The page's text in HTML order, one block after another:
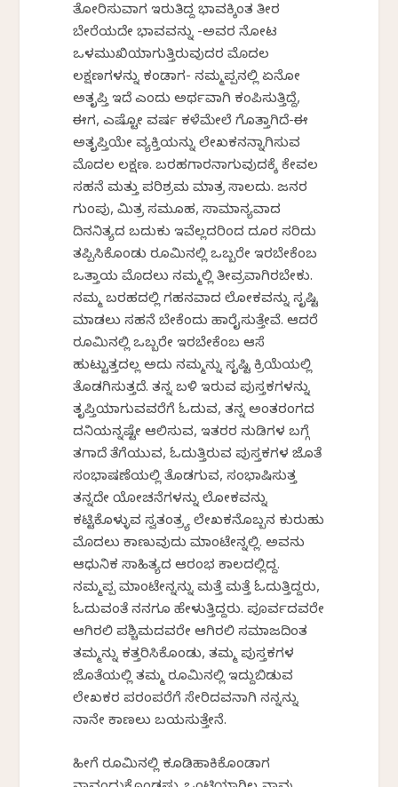
ತೋರಿಸುವಾಗ ಇರುತಿದ್ದ ಭಾವಕ್ಕಿಂತ ತೀರ
ಬೇರೆಯದೇ ಭಾವವನ್ನು -ಅವರ ನೋಟ
ಒಳಮುಖಿಯಾಗುತ್ತಿರುವುದರ ಮೊದಲ
ಲಕ್ಷಣಗಳನ್ನು ಕಂಡಾಗ- ನಮ್ಮಪ್ಪನಲ್ಲಿ ಏನೋ
ಅತೃಪ್ತಿ ಇದೆ ಎಂದು ಅರ್ಥವಾಗಿ ಕಂಪಿಸುತ್ತಿದ್ದೆ,
ಈಗ, ಎಷ್ಟೋ ವರ್ಷ ಕಳೆಮೇಲೆ ಗೊತ್ತಾಗಿದೆ-ಈ
ಅತೃಪ್ತಿಯೇ ವ್ಯಕ್ತಿಯನ್ನು ಲೇಖಕನನ್ನಾಗಿಸುವ
ಮೊದಲ ಲಕ್ಷಣ. ಬರಹಗಾರನಾಗುವುದಕ್ಕೆ ಕೇವಲ
ಸಹನೆ ಮತ್ತು ಪರಿಶ್ರಮ ಮಾತ್ರ ಸಾಲದು. ಜನರ
ಗುಂಪು, ಮಿತ್ರ ಸಮೂಹ, ಸಾಮಾನ್ಯವಾದ
ದಿನನಿತ್ಯದ ಬದುಕು ಇವೆಲ್ಲದರಿಂದ ದೂರ ಸರಿದು
ತಪ್ಪಿಸಿಕೊಂಡು ರೂಮಿನಲ್ಲಿ ಒಬ್ಬರೇ ಇರಬೇಕೆಂಬ
ಒತ್ತಾಯ ಮೊದಲು ನಮ್ಮಲ್ಲಿ ತೀವ್ರವಾಗಿರಬೇಕು.
ನಮ್ಮ ಬರಹದಲ್ಲಿ ಗಹನವಾದ ಲೋಕವನ್ನು ಸೃಷ್ಟಿ
ಮಾಡಲು ಸಹನೆ ಬೇಕೆಂದು ಹಾರೈಸುತ್ತೇವೆ. ಆದರೆ
ರೂಮಿನಲ್ಲಿ ಒಬ್ಬರೇ ಇರಬೇಕೆಂಬ ಆಸೆ
ಹುಟ್ಟುತ್ತದಲ್ಲ ಅದು ನಮ್ಮನ್ನು ಸೃಷ್ಟಿ ಕ್ರಿಯೆಯಲ್ಲಿ
ತೊಡಗಿಸುತ್ತದೆ. ತನ್ನ ಬಳಿ ಇರುವ ಪುಸ್ತಕಗಳನ್ನು
ತೃಪ್ತಿಯಾಗುವವರೆಗೆ ಓದುವ, ತನ್ನ ಅಂತರಂಗದ
ದನಿಯನ್ನಷ್ಟೇ ಆಲಿಸುವ, ಇತರರ ನುಡಿಗಳ ಬಗ್ಗೆ
ತಗಾದೆ ತೆಗೆಯುವ, ಓದುತ್ತಿರುವ ಪುಸ್ತಕಗಳ ಜೊತೆ
ಸಂಭಾಷಣೆಯಲ್ಲಿ ತೊಡಗುವ, ಸಂಭಾಷಿಸುತ್ತ
ತನ್ನದೇ ಯೋಚನೆಗಳನ್ನು ಲೋಕವನ್ನು
ಕಟ್ಟಿಕೊಳ್ಳುವ ಸ್ವತಂತ್ರ್ಯ ಲೇಖಕನೊಬ್ಬನ ಕುರುಹು
ಮೊದಲು ಕಾಣುವುದು ಮಾಂಟೇನ್ನಲ್ಲಿ. ಅವನು
ಆಧುನಿಕ ಸಾಹಿತ್ಯದ ಆರಂಭ ಕಾಲದಲ್ಲಿದ್ದ.
ನಮ್ಮಪ್ಪ ಮಾಂಟೇನ್ನನ್ನು ಮತ್ತೆ ಮತ್ತೆ ಓದುತ್ತಿದ್ದರು,
ಓದುವಂತೆ ನನಗೂ ಹೇಳುತ್ತಿದ್ದರು. ಪೂರ್ವದವರೇ
ಆಗಿರಲಿ ಪಶ್ಚಿಮದವರೇ ಆಗಿರಲಿ ಸಮಾಜದಿಂತ
ತಮ್ಮನ್ನು ಕತ್ತರಿಸಿಕೊಂಡು, ತಮ್ಮ ಪುಸ್ತಕಗಳ
ಜೊತೆಯಲ್ಲಿ ತಮ್ಮ ರೂಮಿನಲ್ಲಿ ಇದ್ದುಬಿಡುವ
ಲೇಖಕರ ಪರಂಪರೆಗೆ ಸೇರಿದವನಾಗಿ ನನ್ನನ್ನು
ನಾನೇ ಕಾಣಲು ಬಯಸುತ್ತೇನೆ.
ಹೀಗೆ ರೂಮಿನಲ್ಲಿ ಕೂಡಿಹಾಕಿಕೊಂಡಾಗ